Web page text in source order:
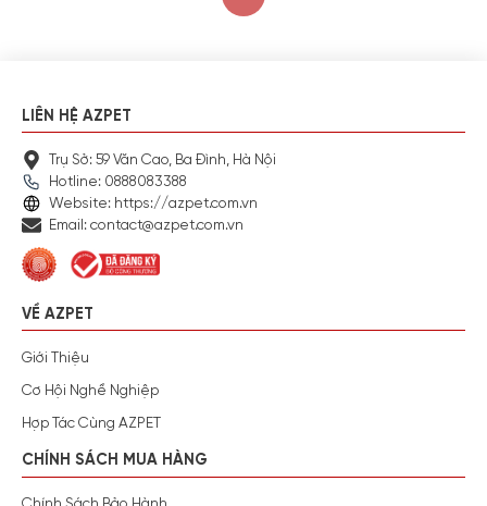
LIÊN HỆ AZPET
Trụ Sở: 59 Văn Cao, Ba Đình, Hà Nội
Hotline: 0888083388
Website: https://azpet.com.vn
Email: contact@azpet.com.vn
VỀ AZPET
Giới Thiệu
Cơ Hội Nghề Nghiệp
Hợp Tác Cùng AZPET
CHÍNH SÁCH MUA HÀNG